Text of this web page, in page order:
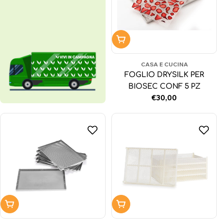
Aggiungi al carrello
CASA E CUCINA
FOGLIO DRYSILK PER
BIOSEC CONF 5 PZ
Prezzo
€30,00
Aggiungi al carrello Aggiungi al carrello